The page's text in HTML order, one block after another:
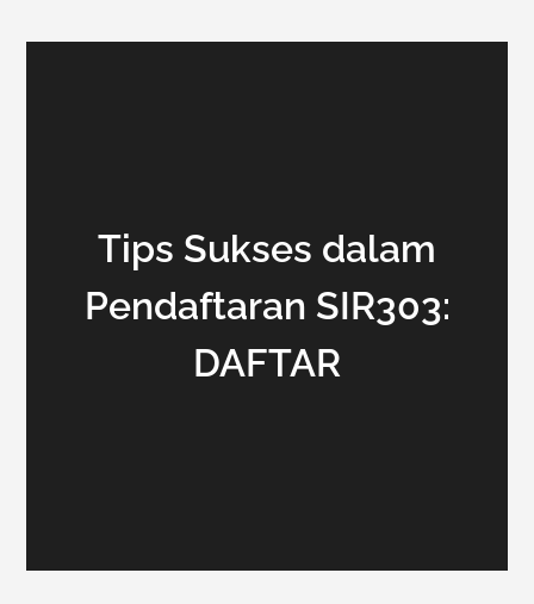
Tips Sukses dalam
Pendaftaran SIR303:
DAFTAR